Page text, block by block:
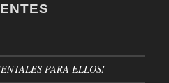
PARA ELLOS!